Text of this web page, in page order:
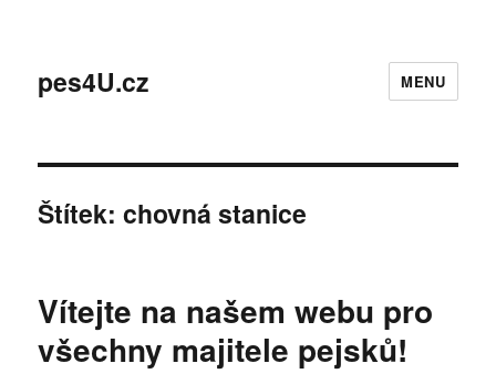
pes4U.cz MENU
Štítek:chovná stanice
Vítejte na našem webu pro
všechny majitele pejsků!